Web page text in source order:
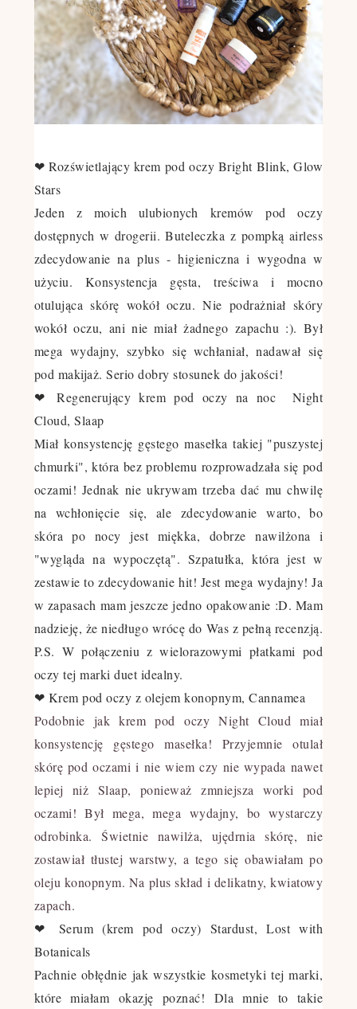
❤ Rozświetlający krem pod oczy Bright Blink, Glow
Stars
Jeden z moich ulubionych kremów pod oczy
dostępnych w drogerii. Buteleczka z pompką airless
zdecydowanie na plus - higieniczna i wygodna w
użyciu. Konsystencja gęsta, treściwa i mocno
otulująca skórę wokół oczu. Nie podrażniał skóry
wokół oczu, ani nie miał żadnego zapachu :). Był
mega wydajny, szybko się wchłaniał, nadawał się
pod makijaż. Serio dobry stosunek do jakości!
❤ Regenerujący krem pod oczy na noc Night
Cloud, Slaap
Miał konsystencję gęstego masełka takiej "puszystej
chmurki", która bez problemu rozprowadzała się pod
oczami! Jednak nie ukrywam trzeba dać mu chwilę
na wchłonięcie się, ale zdecydowanie warto, bo
skóra po nocy jest miękka, dobrze nawilżona i
"wygląda na wypoczętą". Szpatułka, która jest w
zestawie to zdecydowanie hit! Jest mega wydajny! Ja
w zapasach mam jeszcze jedno opakowanie :D. Mam
nadzieję, że niedługo wrócę do Was z pełną recenzją.
P.S. W połączeniu z wielorazowymi płatkami pod
oczy tej marki duet idealny.
❤ Krem pod oczy z olejem konopnym, Cannamea
Podobnie jak krem pod oczy Night Cloud miał
konsystencję gęstego masełka! Przyjemnie otulał
skórę pod oczami i nie wiem czy nie wypada nawet
lepiej niż Slaap, ponieważ zmniejsza worki pod
oczami! Był mega, mega wydajny, bo wystarczy
odrobinka. Świetnie nawilża, ujędrnia skórę, nie
zostawiał tłustej warstwy, a tego się obawiałam po
oleju konopnym. Na plus skład i delikatny, kwiatowy
zapach.
❤ Serum (krem pod oczy) Stardust, Lost with
Botanicals
Pachnie obłędnie jak wszystkie kosmetyki tej marki,
które miałam okazję poznać! Dla mnie to takie